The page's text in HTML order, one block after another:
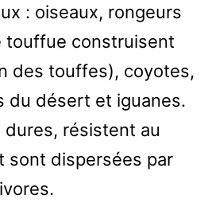
: oiseaux, rongeurs
touffue construisent
des touffes), coyotes,
du désert et iguanes.
dures, résistent au
sont dispersées par